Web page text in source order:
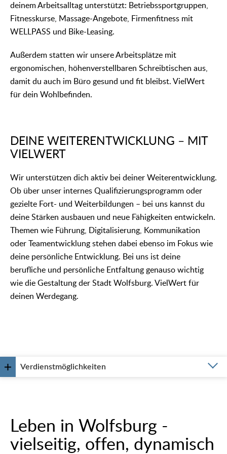
deinem Arbeitsalltag unterstützt: Betriebssportgruppen,
Fitnesskurse, Massage-Angebote, Firmenfitness mit
WELLPASS und Bike-Leasing.
Außerdem statten wir unsere Arbeitsplätze mit
ergonomischen, höhenverstellbaren Schreibtischen aus,
damit du auch im Büro gesund und fit bleibst. VielWert
für dein Wohlbefinden.
DEINE WEITERENTWICKLUNG – MIT
VIELWERT
Wir unterstützen dich aktiv bei deiner Weiterentwicklung.
Ob über unser internes Qualifizierungsprogramm oder
gezielte Fort- und Weiterbildungen – bei uns kannst du
deine Stärken ausbauen und neue Fähigkeiten entwickeln.
Themen wie Führung, Digitalisierung, Kommunikation
oder Teamentwicklung stehen dabei ebenso im Fokus wie
deine persönliche Entwicklung. Bei uns ist deine
berufliche und persönliche Entfaltung genauso wichtig
wie die Gestaltung der Stadt Wolfsburg. VielWert für
deinen Werdegang.
Verdienstmöglichkeiten
Leben in Wolfsburg -
vielseitig, offen, dynamisch